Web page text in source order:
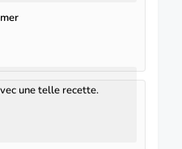
une telle recette.